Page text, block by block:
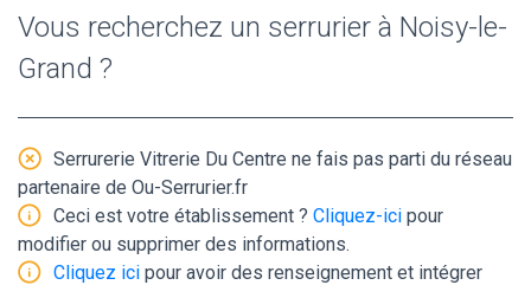
Vous recherchez un serrurier à Noisy-le-
Grand ?
Serrurerie Vitrerie Du Centre ne fais pas parti du réseau
partenaire de Ou-Serrurier.fr
Ceci est votre établissement ? Cliquez-ici pour
modifier ou supprimer des informations.
Cliquez ici pour avoir des renseignement et intégrer